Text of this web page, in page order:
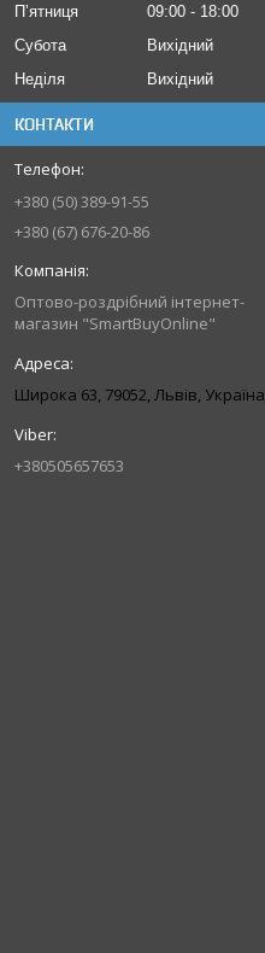
Пʼятниця
09:00
18:00
Субота
Вихідний
Неділя
Вихідний
КОНТАКТИ
+380 (50) 389-91-55
+380 (67) 676-20-86
Оптово-роздрібний інтернет-
магазин "SmartBuyOnline"
Широка 63, 79052, Львів, Україна
+380505657653